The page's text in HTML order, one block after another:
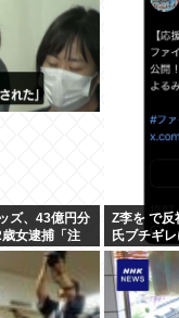
ズ、43億円分
女逮捕「注
Z李を で反
氏ブチギ